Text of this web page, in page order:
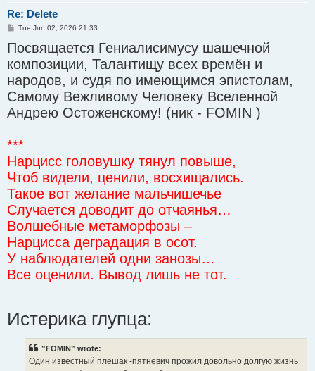
Re: Delete
P
s
t
Tue Jun 02, 2026 21:33
Посвящается Гениалисимусу шашечной
композиции, Талантищу всех времён и
народов, и судя по имеющимся эпистолам,
Самому Вежливому Человеку Вселенной
Андрею Остоженскому! (ник - FOMIN )
***
Нарцисс головушку тянул повыше,
Чтоб видели, ценили, восхищались.
Такое вот желание мальчишечье
Случается доводит до отчаянья…
Волшебные метаморфозы –
Нарцисса деградация в осот.
У наблюдателей одни занозы…
Все оценили. Вывод лишь не тот.
Истерика глупца:
”FOMIN” wrote:
Один известный плешак -пятневич прожил довольно долгую жизнь